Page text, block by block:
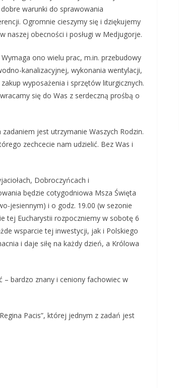
warunki do sprawowania
Ogromnie cieszymy się i dziękujemy
naszej obecności i posługi w Medjugorje.
ono wielu prac, m.in. przebudowy
kanalizacyjnej, wykonania wentylacji,
wyposażenia i sprzętów liturgicznych.
się do Was z serdeczną prośbą o
jest utrzymanie Waszych Rodzin.
zechcecie nam udzielić. Bez Was i
Dobroczyńcach i
będzie cotygodniowa Msza Święta
jesiennym) i o godz. 19.00 (w sezonie
tej Eucharystii rozpoczniemy w sobotę 6
wsparcie tej inwestycji, jak i Polskiego
i daje siłę na każdy dzień, a Królowa
– bardzo znany i ceniony fachowiec w
Pacis”, której jednym z zadań jest